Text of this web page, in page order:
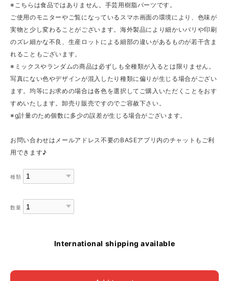
※こちらは食品ではありません。手芸用樹脂パーツです。
ご使用のモニターやご覧になっているスマホ画面の環境により、色味が
実物と少し変わることがございます。海外製品により細かいバリや印刷
のズレ細かな不良、生産ロットによる細部の違いがあるものが若干含ま
れることもございます。
※ミックスやランダムの商品は必ずしも全種類が入るとは限りません。
写真にない色やデザインが混入したり種類に偏りが生じる場合がござい
ます。均等にお求めの場合は各色を選択してご購入いただくことをおす
すめいたします。卸売り販売ですのでご容赦下さい。
※g計量のため個数に多少の誤差が生じる場合がございます。
お問い合わせはメールアドレス不要のBASEアプリ内のチャットもご利
用できます♪
種類
数量
International shipping available